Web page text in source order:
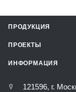
ПРОДУКЦИЯ
ПРОЕКТЫ
ИНФОРМАЦИЯ
121596, г.